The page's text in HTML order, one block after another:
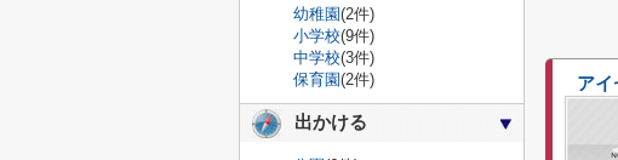
アイ
幼稚園(2件)
小学校(9件)
中学校(3件)
保育園(2件)
出かける